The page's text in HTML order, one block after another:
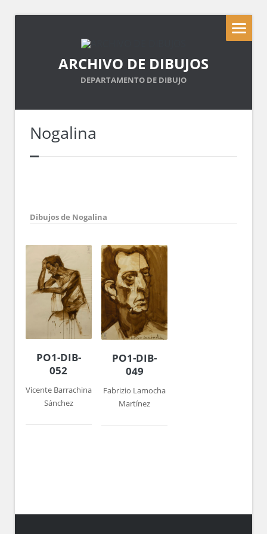
ARCHIVO DE DIBUJOS
DEPARTAMENTO DE DIBUJO
Nogalina
Dibujos de Nogalina
PO1-DIB-
052
Vicente Barrachina
Sánchez
PO1-DIB-
049
Fabrizio Lamocha
Martínez